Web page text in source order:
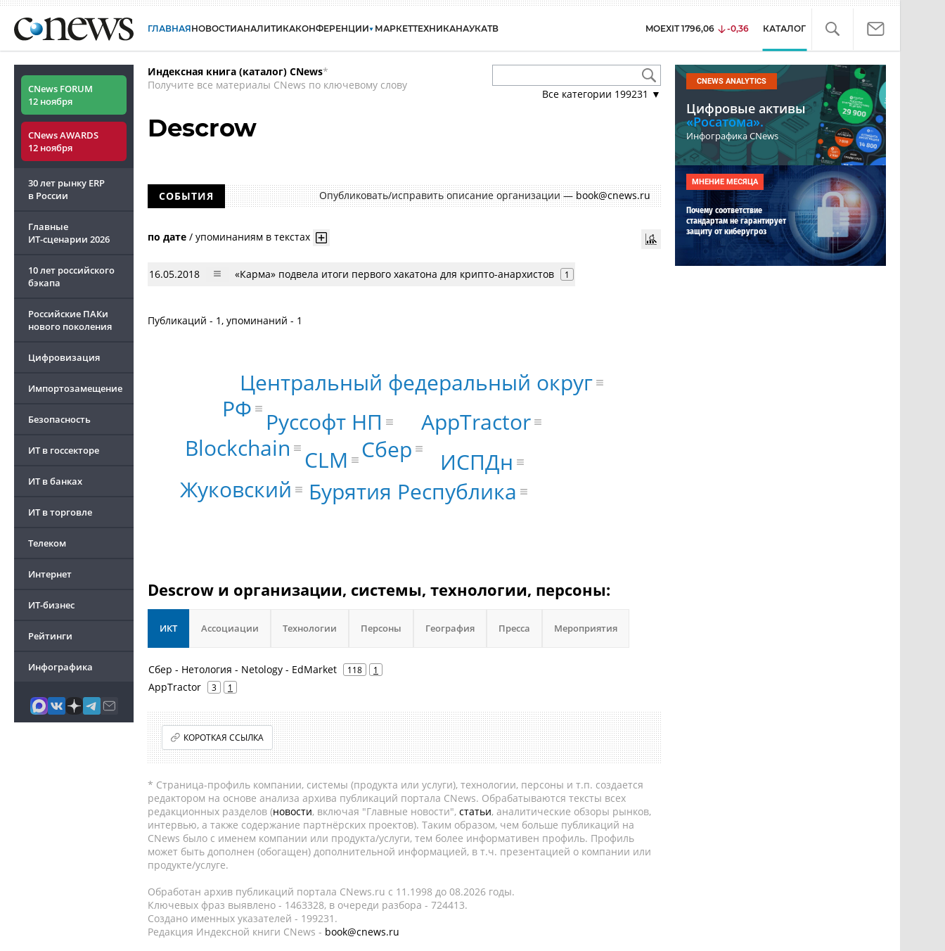
ГЛАВНАЯНОВОСТИАНАЛИТИКАКОНФЕРЕНЦИИ МАРКЕТТЕХНИКАНАУКАТВ MOEXIT 1796,06 -0,36 КАТАЛОГ
CNews FORUM
12 ноября
CNews AWARDS
12 ноября
30 лет рынку ERP
в России
Главные
ИТ-сценарии 2026
10 лет российского
бэкапа
Российские ПАКи
нового поколения
Цифровизация
Импортозамещение
Безопасность
ИТ в госсекторе
ИТ в банках
ИТ в торговле
Телеком
Интернет
ИТ-бизнес
Рейтинги
Инфографика
Индексная книга (каталог) CNews*
Получите все материалы CNews по ключевому слову
Все категории 199231 ▼
Descrow
СОБЫТИЯ Опубликовать/исправить описание организации —book@cnews.ru
по дате / упоминаниям в текстах
16.05.2018 «Карма» подвела итоги первого хакатона для крипто-анархистов 1
Публикаций - 1, упоминаний - 1
Сбер
AppTractor
Руссофт НП
ИСПДн
CLM
Blockchain
Жуковский
Бурятия Республика
Центральный федеральный округ
РФ
Descrow и организации, системы, технологии, персоны:
ИКТ Ассоциации Технологии Персоны География Пресса Мероприятия
Сбер - Нетология - Netology - EdMarket 118 1
AppTractor 3 1
КОРОТКАЯ ССЫЛКА
* Страница-профиль компании, системы (продукта или услуги), технологии, персоны и т.п. создается
редактором на основе анализа архива публикаций портала CNews. Обрабатываются тексты всех
редакционных разделов (новости, включая "Главные новости", статьи, аналитические обзоры рынков,
интервью, а также содержание партнёрских проектов). Таким образом, чем больше публикаций на
CNews было с именем компании или продукта/услуги, тем более информативен профиль. Профиль
может быть дополнен (обогащен) дополнительной информацией, в т.ч. презентацией о компании или
продукте/услуге.
Обработан архив публикаций портала CNews.ru c 11.1998 до 08.2026 годы.
Ключевых фраз выявлено - 1463328, в очереди разбора - 724413.
Создано именных указателей - 199231.
Редакция Индексной книги CNews - book@cnews.ru
CNEWS ANALYTICS
Цифровые активы
«Росатома».
Инфографика CNews
МНЕНИЕ МЕСЯЦА
Почему соответствие
стандартам не гарантирует
защиту от киберугроз